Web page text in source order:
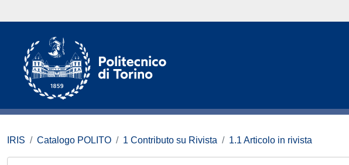
IRIS Catalogo POLITO 1 Contributo su Rivista 1.1 Articolo in rivista